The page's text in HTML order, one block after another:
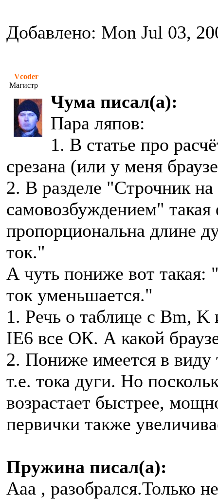
Добавлено: Mon Jul 03,
Vcoder
Магистр
Чума писал(а):
Пара ляпов:
1. В статье про
срезана (или у меня
2. В разделе "Строчник на
самовозбуждением"
пропорциональна длине
ток."
А чуть пониже вот такая:
ток уменьшается."
1. Речь о таблице с Bm,
IE6 все ОК. А какой
2. Пониже имеется в виду
т.е. тока дуги. Но
возрастает быстрее,
первички также
Пружина писал(а):
Ааа , разобрался.Только